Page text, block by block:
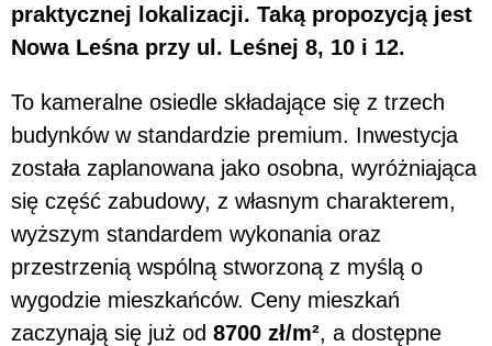
praktycznej lokalizacji. Taką propozycją jest
Nowa Leśna przy ul. Leśnej 8, 10 i 12.
To kameralne osiedle składające się z trzech
budynków w standardzie premium. Inwestycja
została zaplanowana jako osobna, wyróżniająca
się część zabudowy, z własnym charakterem,
wyższym standardem wykonania oraz
przestrzenią wspólną stworzoną z myślą o
wygodzie mieszkańców. Ceny mieszkań
zaczynają się już od 8700 zł/m², a dostępne